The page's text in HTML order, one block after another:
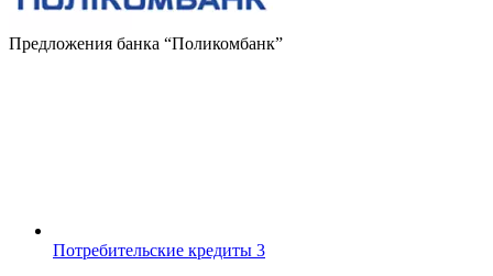
Предложения банка “Поликомбанк”
Потребительские кредиты 3